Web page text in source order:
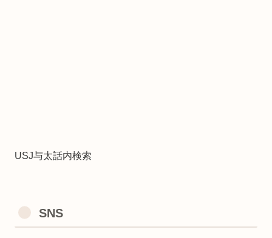
USJ与太話内検索
SNS